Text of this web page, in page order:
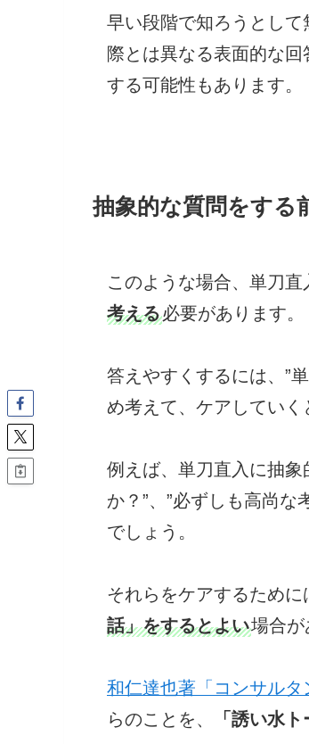
早い段階で知ろうとし
際とは異なる表面的な
する可能性もあります。
抽象的な質問をする
このような場合、単刀直
考える必要があります。
答えやすくするには、”
め考えて、ケアしていく
例えば、単刀直入に抽
か？”、”必ずしも高尚
でしょう。
それらをケアするために
話」をするとよい場合が
和仁達也著「コンサルタ
らのことを、
「誘い水ト